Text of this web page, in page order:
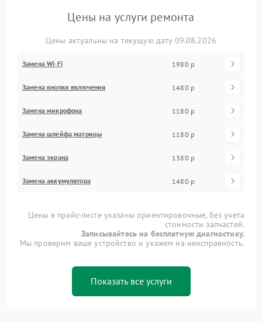
Цены на услуги ремонта
Цены актуальны на текущую дату 09.08.2026
Замена Wi-Fi 1980 р
Замена кнопки включения 1480 р
Замена микрофона 1180 р
Замена шлейфа матрицы 1180 р
Замена экрана 1380 р
Замена аккумулятора 1480 р
Цены в прайс-листе указаны ориентировочные, без учета
стоимости запчастей.
Записывайтесь на бесплатную диагностику.
Мы проверим ваше устройство и укажем на неисправность.
Показать все услуги